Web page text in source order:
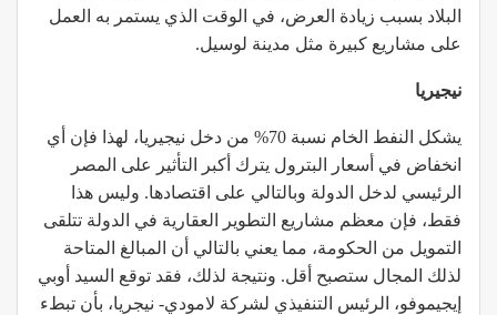
البلاد بسبب زيادة العرض، في الوقت الذي يستمر به العمل
على مشاريع كبيرة مثل مدينة لوسيل.
نيجيريا
يشكل النفط الخام نسبة 70% من دخل نيجيريا، لهذا فإن أي
انخفاض في أسعار البترول يترك أكبر التأثير على المصر
الرئيسي لدخل الدولة وبالتالي على اقتصادها. وليس هذا
فقط، فإن معظم مشاريع التطوير العقارية في الدولة تتلقى
التمويل من الحكومة، مما يعني بالتالي أن المبالغ المتاحة
لذلك المجال ستصبح أقل. ونتيجة لذلك، فقد توقع السيد أوبي
إيجيموفو، الرئيس التنفيذي لشركة لامودي- نيجريا، بأن تبطء